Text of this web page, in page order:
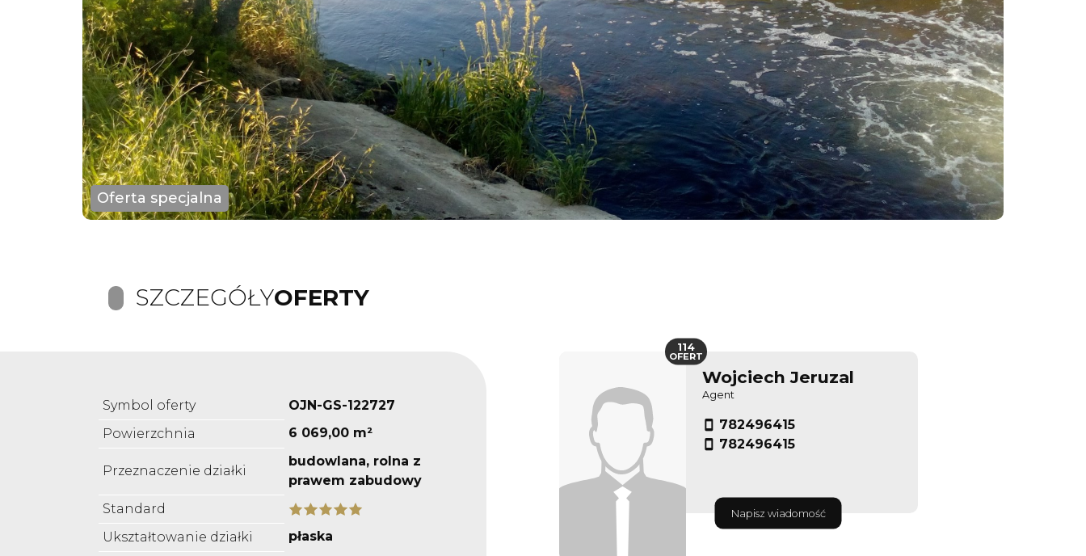
Oferta specjalna
SZCZEGÓŁYOFERTY
Symbol oferty
OJN-GS-122727
Powierzchnia
6 069,00 m²
Przeznaczenie działki
budowlana, rolna z
prawem zabudowy
Standard
Ukształtowanie działki
płaska
Wojciech Jeruzal
Agent
782496415
782496415
Napisz wiadomość
114
OFERT